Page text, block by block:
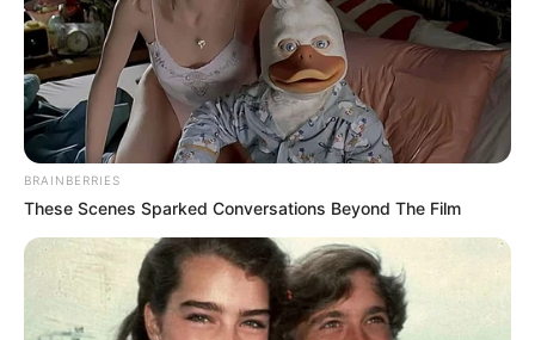
ชายโสดเห็นทีจะได้เจอคนถูกใจ เกณฑ์ชะตาค่อนข้าง
โดดเด่นในด้านการเจรจา และขอความช่วยเหลือ
งานค้าขาย เป็นเซลล์จึงดี จะปิดการขายได้อย่าง
ง่ายดาย การเงินที่พูดคุยเจรจาไว้มีเกณฑ์ตกลง บาง
ท่านได้เงินพิเศษเข้ามา
คนวันพุธ
ไพ่ประจำวันของท่าน คือ ไพ่หุ้นส่วน
BRAINBERRIES
These Scenes Sparked Conversations Beyond The Film